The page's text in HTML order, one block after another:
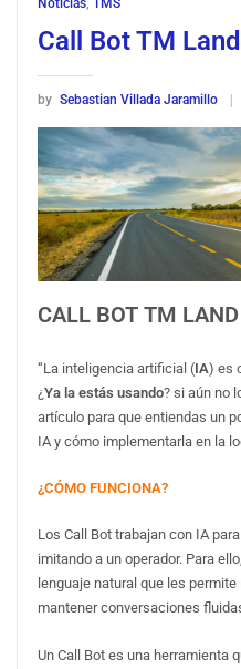
Noticias, TMS
Call Bot TM Land
by Sebastian Villada Jaramillo
CALL BOT TM LAND
“La inteligencia artificial (IA) es
¿Ya la estás usando? si aún no
artículo para que entiendas un
IA y cómo implementarla en la
¿CÓMO FUNCIONA?
Los Call Bot trabajan con IA
imitando a un operador. Para
lenguaje natural que les
mantener conversaciones
Un Call Bot es una herramienta